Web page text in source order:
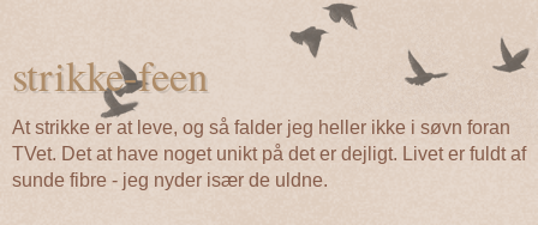
strikke-feen
At strikke er at leve, og så falder jeg heller ikke i søvn foran
TVet. Det at have noget unikt på det er dejligt. Livet er fuldt af
sunde fibre - jeg nyder især de uldne.